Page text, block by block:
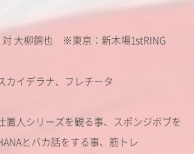
大柳錦也 ※東京：新木場1stRING
カイデラナ、フレチータ
置人シリーズを観る事、スポンジボブを
とバカ話をする事、筋トレ